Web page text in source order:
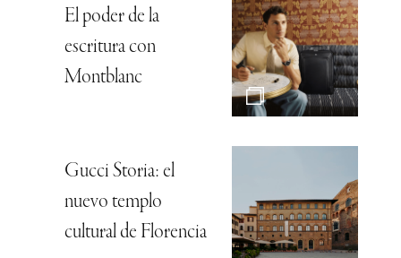
El poder de la
escritura con
Montblanc
Gucci Storia: el
nuevo templo
cultural de Florencia